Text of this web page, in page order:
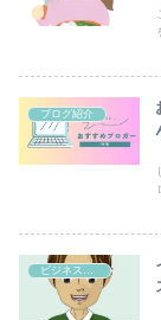
ブログ紹介
ビジネス・副業